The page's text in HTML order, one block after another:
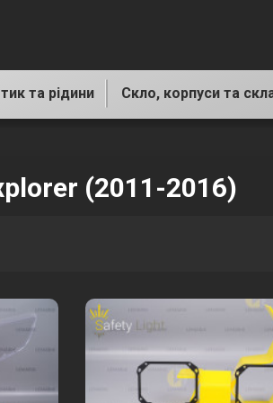
та рідини Скло, корпуси та
(2011-2016)